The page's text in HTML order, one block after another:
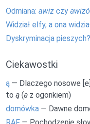
Odmiana: awiz czy
Widział elfy, a ona
Dyskryminacja pieszych?
Ciekawostki
ą — Dlaczego nosowe
to ą (a z ogonkiem)
domówka — Dawne